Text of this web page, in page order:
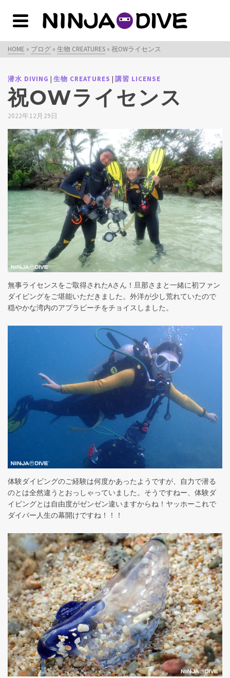
HOME » ブログ » 生物 CREATURES » 祝OWライセンス
潜水 DIVING | 生物 CREATURES | 講習 LICENSE
祝OWライセンス
2022年12月29日
無事ライセンスをご取得されたAさん！旦那さまと一緒に初ファン
ダイビングをご堪能いただきました。外洋が少し荒れていたので
穏やかな湾内のアプラビーチをチョイスしました。
体験ダイビングのご経験は何度かあったようですが、自力で潜る
のとは全然違うとおっしゃっていました。そうですねー、体験ダ
イビングとは自由度がゼンゼン違いますからね！ヤッホーこれで
ダイバー人生の幕開けですね！！！